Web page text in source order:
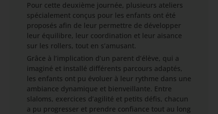
Pour cette deuxième journée, plusieurs ateliers
spécialement conçus pour les enfants ont été
proposés afin de leur permettre de développer
leur équilibre, leur coordination et leur aisance
sur les rollers, tout en s’amusant.
Grâce à l’implication d’un parent d’élève, qui a
imaginé et installé différents parcours adaptés,
les enfants ont pu évoluer à leur rythme dans une
ambiance dynamique et bienveillante. Entre
slaloms, exercices d’agilité et petits défis, chacun
a pu progresser et prendre confiance tout au long